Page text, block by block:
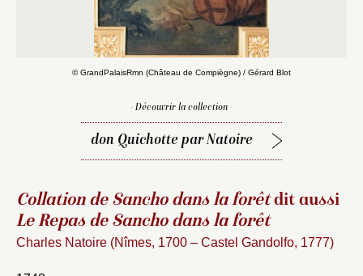
© GrandPalaisRmn (Château de Compiègne) / Gérard Blot
- Découvrir la collection -
don Quichotte par Natoire
Collation de Sancho dans la forêtdit aussi
Le Repas de Sancho dans la forêt
Charles Natoire (Nîmes, 1700 – Castel Gandolfo, 1777)